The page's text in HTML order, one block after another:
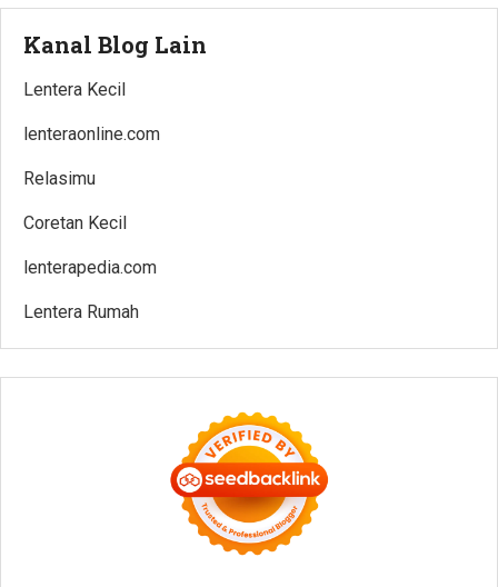
Kanal Blog Lain
Lentera Kecil
lenteraonline.com
Relasimu
Coretan Kecil
lenterapedia.com
Lentera Rumah